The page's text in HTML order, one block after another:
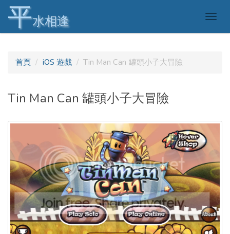
平水相逢
首頁 iOS 遊戲 Tin Man Can 罐頭小子大冒險
Tin Man Can 罐頭小子大冒險